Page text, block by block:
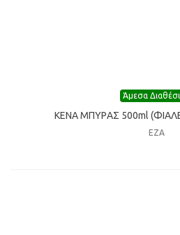
Άμεσα
ΚΕΝΑ ΜΠΥΡAΣ 500ml
ΕΖΑ